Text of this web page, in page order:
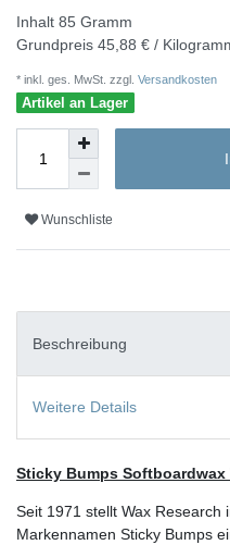
Inhalt 85 Gramm
Grundpreis 45,88 € /
* inkl. ges. MwSt. zzgl. Versandkosten
Artikel an Lager
Wunschliste
Beschreibung
Weitere Details
Sticky Bumps Softboardwax
Seit 1971 stellt Wax Research
Markennamen Sticky Bumps